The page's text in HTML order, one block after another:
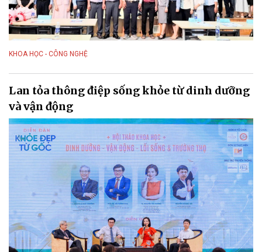
KHOA HỌC - CÔNG NGHỆ
Lan tỏa thông điệp sống khỏe từ dinh dưỡng
và vận động